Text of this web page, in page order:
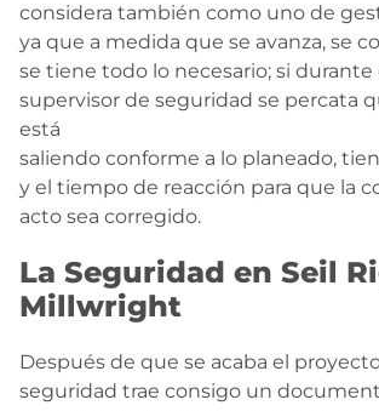
considera también como uno de
ya que a medida que se avanza, se
se tiene todo lo necesario; si durante
supervisor de seguridad se percata
está
saliendo conforme a lo planeado,
y el tiempo de reacción para que la
acto sea corregido.
La Seguridad en Seil
Millwright
Después de que se acaba el
seguridad trae consigo un